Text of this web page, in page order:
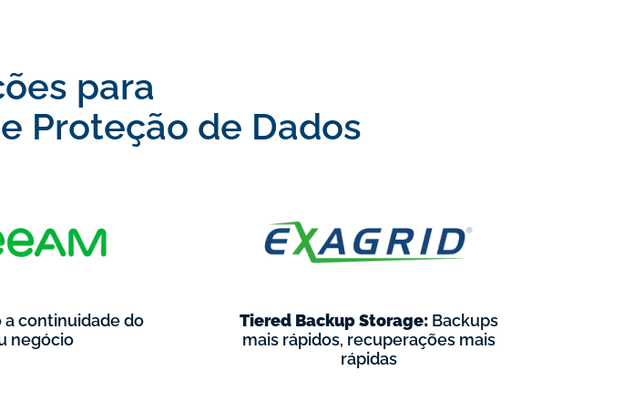
para
Proteção de Dados
a continuidade do
negócio
Tiered Backup Storage: Backups
mais rápidos, recuperações mais
rápidas